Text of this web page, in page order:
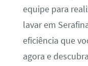
equipe para
lavar em
eficiência que
agora e